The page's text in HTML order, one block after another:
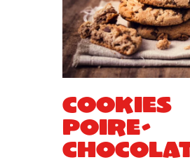
Cookies
poire-